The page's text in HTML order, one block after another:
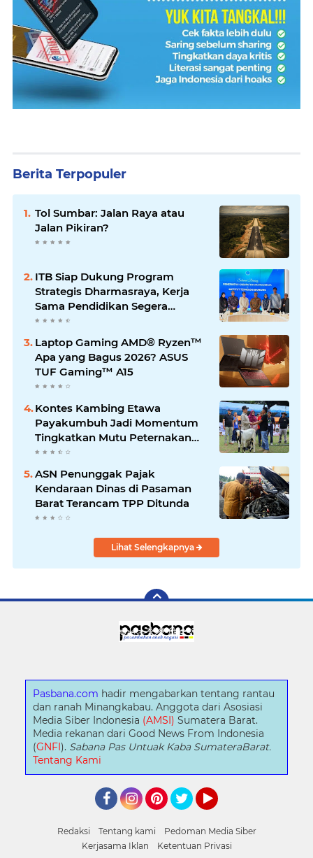
Berita Terpopuler
Tol Sumbar: Jalan Raya atau
Jalan Pikiran?
ITB Siap Dukung Program
Strategis Dharmasraya, Kerja
Sama Pendidikan Segera
Difinalkan
Laptop Gaming AMD® Ryzen™
Apa yang Bagus 2026? ASUS
TUF Gaming™ A15
Kontes Kambing Etawa
Payakumbuh Jadi Momentum
Tingkatkan Mutu Peternakan
Lokal
ASN Penunggak Pajak
Kendaraan Dinas di Pasaman
Barat Terancam TPP Ditunda
Lihat Selengkapnya
Pasbana.com hadir mengabarkan tentang rantau
dan ranah Minangkabau. Anggota dari Asosiasi
Media Siber Indonesia (AMSI) Sumatera Barat.
Media rekanan dari Good News From Indonesia
(GNFI). Sabana Pas Untuak Kaba SumateraBarat.
Tentang Kami
Redaksi Tentang kami
Pedoman Media Siber
Kerjasama Iklan
Ketentuan Privasi